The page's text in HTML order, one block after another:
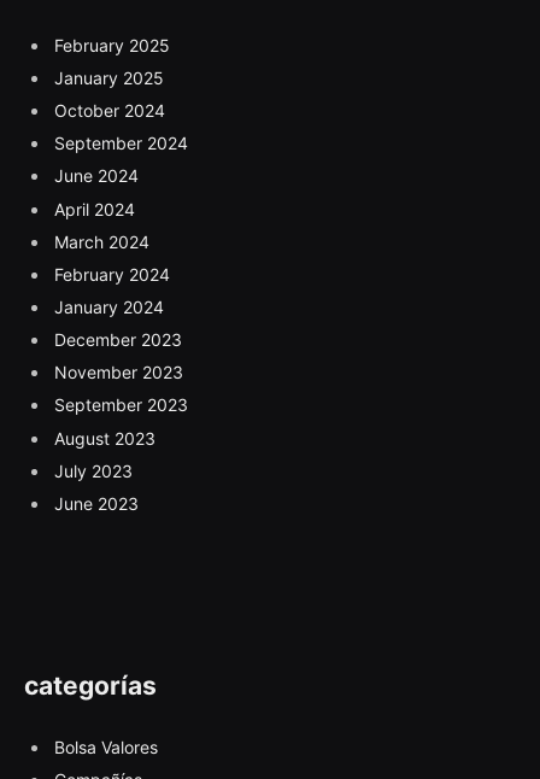
February 2025
January 2025
October 2024
September 2024
June 2024
April 2024
March 2024
February 2024
January 2024
December 2023
November 2023
September 2023
August 2023
July 2023
June 2023
categorías
Bolsa Valores